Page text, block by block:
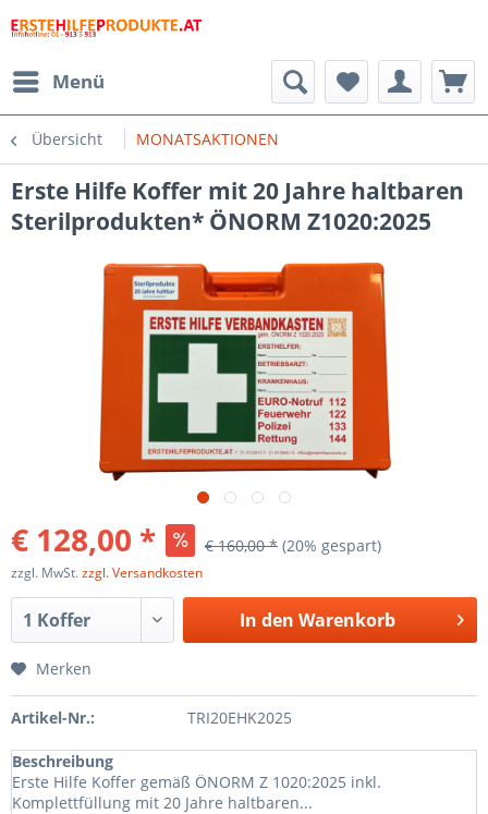
Menü
Übersicht MONATSAKTIONEN
Erste Hilfe Koffer mit 20 Jahre haltbaren
Sterilprodukten* ÖNORM Z1020:2025
€ 128,00 * € 160,00 * (20% gespart)
zzgl. MwSt.zzgl. Versandkosten
In den Warenkorb
Merken
Artikel-Nr.: TRI20EHK2025
Beschreibung
Erste Hilfe Koffer gemäß ÖNORM Z 1020:2025 inkl.
Komplettfüllung mit 20 Jahre haltbaren...